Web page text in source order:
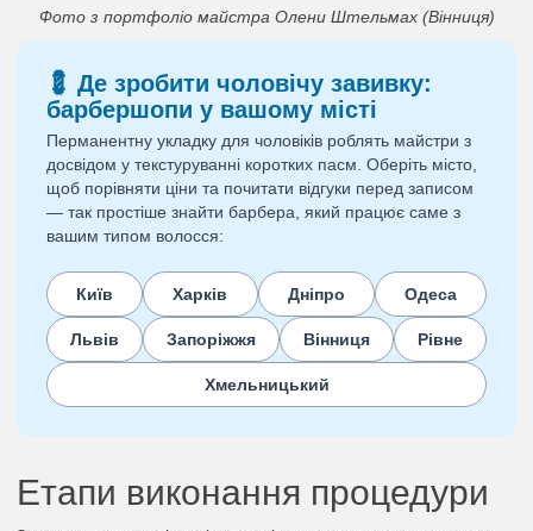
Фото з портфоліо майстра Олени Штельмах (Вінниця)
💈 Де зробити чоловічу завивку:
барбершопи у вашому місті
Перманентну укладку для чоловіків роблять майстри з
досвідом у текстуруванні коротких пасм. Оберіть місто,
щоб порівняти ціни та почитати відгуки перед записом
— так простіше знайти барбера, який працює саме з
вашим типом волосся:
Київ Харків Дніпро Одеса
Львів Запоріжжя Вінниця Рівне
Хмельницький
Етапи виконання процедури